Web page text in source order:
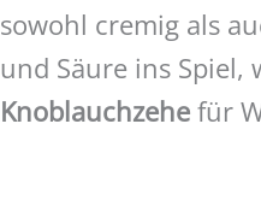
sowohl cremig als
und Säure ins Spiel,
Knoblauchzehefür